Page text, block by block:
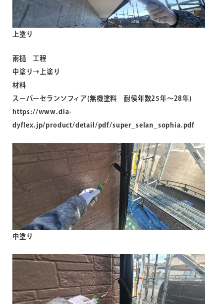
上塗り
雨樋 工程
中塗り→上塗り
材料
スーパーセランソフィア(無機塗料 耐侯年数25年～28年)
https://www.dia-
dyflex.jp/product/detail/pdf/super_selan_sophia.pdf
中塗り